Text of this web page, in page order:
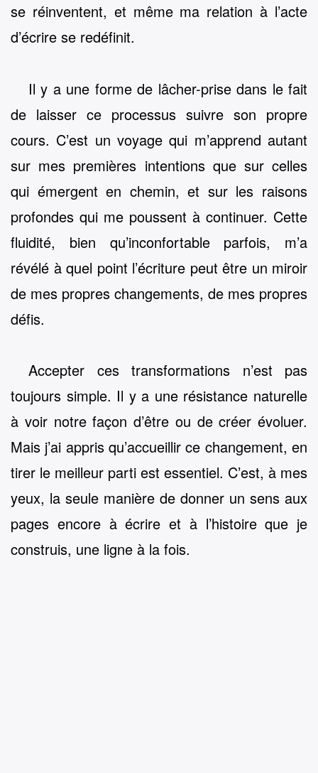
se réinventent, et même ma relation à l’acte
d’écrire se redéfinit.
Il y a une forme de lâcher-prise dans le fait
de laisser ce processus suivre son propre
cours. C’est un voyage qui m’apprend autant
sur mes premières intentions que sur celles
qui émergent en chemin, et sur les raisons
profondes qui me poussent à continuer. Cette
fluidité, bien qu’inconfortable parfois, m’a
révélé à quel point l’écriture peut être un miroir
de mes propres changements, de mes propres
défis.
Accepter ces transformations n’est pas
toujours simple. Il y a une résistance naturelle
à voir notre façon d’être ou de créer évoluer.
Mais j’ai appris qu’accueillir ce changement, en
tirer le meilleur parti est essentiel. C’est, à mes
yeux, la seule manière de donner un sens aux
pages encore à écrire et à l’histoire que je
construis, une ligne à la fois.